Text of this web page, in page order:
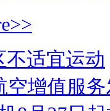
不适宜运动
空增值服